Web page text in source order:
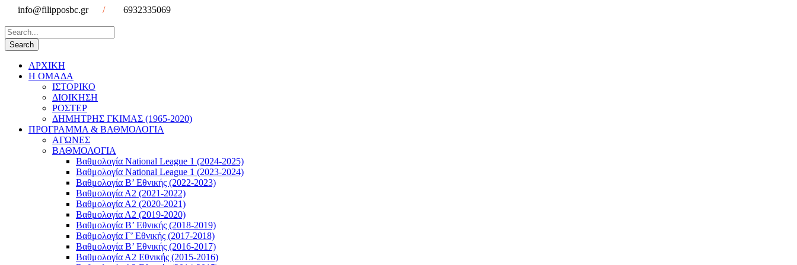
info@filipposbc.gr / 6932335069
ΑΡΧΙΚΗ
Η ΟΜΑΔΑ
ΙΣΤΟΡΙΚΟ
ΔΙΟΙΚΗΣΗ
ΡΟΣΤΕΡ
ΔΗΜΗΤΡΗΣ ΓΚΙΜΑΣ (1965-2020)
ΠΡΟΓΡΑΜΜΑ & ΒΑΘΜΟΛΟΓΙΑ
ΑΓΩΝΕΣ
ΒΑΘΜΟΛΟΓΙΑ
Βαθμολογία National League 1 (2024-2025)
Βαθμολογία National League 1 (2023-2024)
Βαθμολογία Β’ Εθνικής (2022-2023)
Βαθμολογία Α2 (2021-2022)
Βαθμολογία Α2 (2020-2021)
Βαθμολογία Α2 (2019-2020)
Βαθμολογία B’ Εθνικής (2018-2019)
Βαθμολογία Γ’ Εθνικής (2017-2018)
Βαθμολογία Β’ Εθνικής (2016-2017)
Βαθμολογία Α2 Εθνικής (2015-2016)